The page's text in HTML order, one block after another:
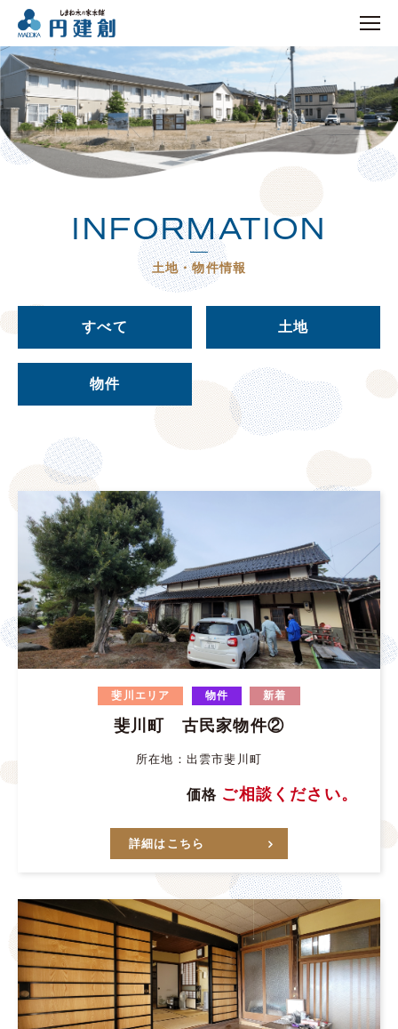
INFORMATION
土地・物件情報
すべて 土地
物件
斐川エリア 物件 新着
斐川町 古民家物件②
所在地：出雲市斐川町
価格 ご相談ください。
詳細はこちら